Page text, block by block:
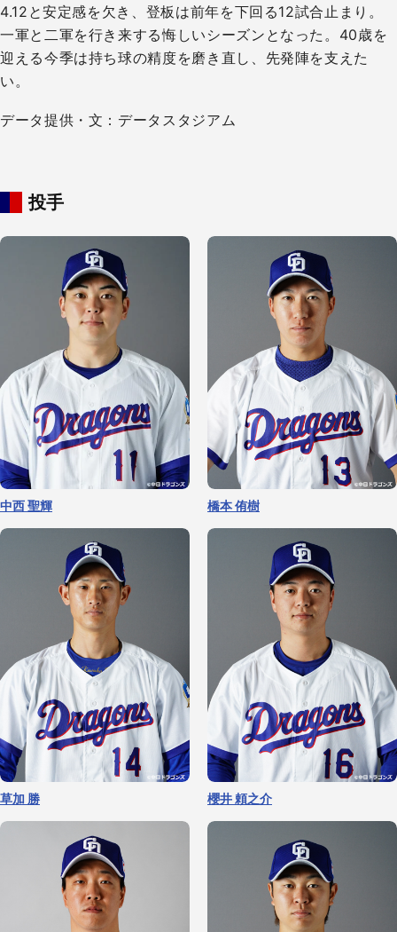
4.12と安定感を欠き、登板は前年を下回る12試合止まり。
一軍と二軍を行き来する悔しいシーズンとなった。40歳を
迎える今季は持ち球の精度を磨き直し、先発陣を支えた
い。
データ提供・文：データスタジアム
投手
中西 聖輝 橋本 侑樹
草加 勝 櫻井 頼之介